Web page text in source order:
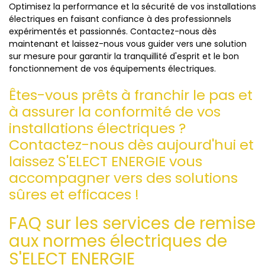
Optimisez la performance et la sécurité de vos installations
électriques en faisant confiance à des professionnels
expérimentés et passionnés. Contactez-nous dès
maintenant et laissez-nous vous guider vers une solution
sur mesure pour garantir la tranquillité d'esprit et le bon
fonctionnement de vos équipements électriques.
Êtes-vous prêts à franchir le pas et
à assurer la conformité de vos
installations électriques ?
Contactez-nous dès aujourd'hui et
laissez S'ELECT ENERGIE vous
accompagner vers des solutions
sûres et efficaces !
FAQ sur les services de remise
aux normes électriques de
S'ELECT ENERGIE